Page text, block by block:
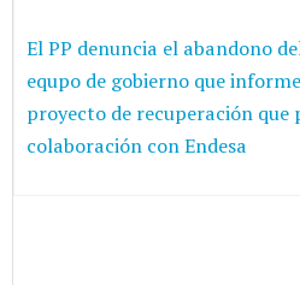
El PP denuncia el abandono
equpo de gobierno que
proyecto de recuperación que
colaboración con Endesa